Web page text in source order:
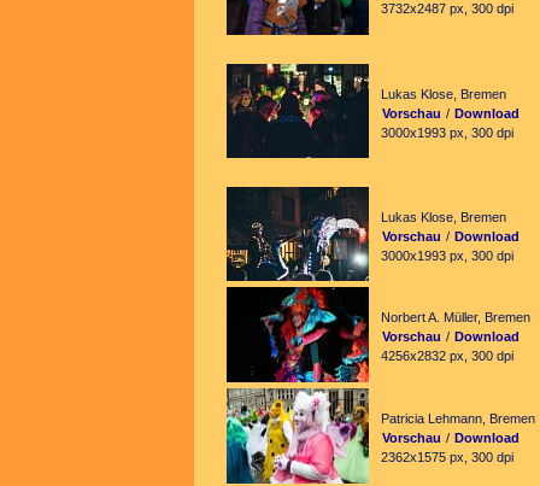
3732x2487 px, 300 dpi
Lukas Klose, Bremen
Vorschau / Download
3000x1993 px, 300 dpi
Lukas Klose, Bremen
Vorschau / Download
3000x1993 px, 300 dpi
Norbert A. Müller, Bremen
Vorschau / Download
4256x2832 px, 300 dpi
Patricia Lehmann, Bremen
Vorschau / Download
2362x1575 px, 300 dpi